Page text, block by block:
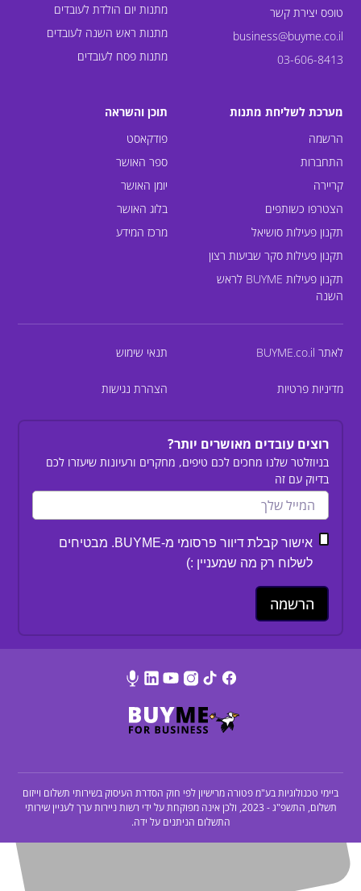
טופס יצירת קשר
business@buyme.co.il
03-606-8413
מתנות יום הולדת לעובדים
מתנות ראש השנה לעובדים
מתנות פסח לעובדים
מערכת לשליחת מתנות
הרשמה
התחברות
קריירה
הצטרפו כשותפים
תקנון פעילות סושיאל
תקנון פעילות סקר שביעות רצון
תקנון פעילות BUYME לראש
השנה
תוכן והשראה
פודקאסט
ספר האושר
יומן האושר
בלוג האושר
מרכז המידע
לאתר BUYME.co.il תנאי שימוש
מדיניות פרטיות הצהרת נגישות
רוצים עובדים מאושרים יותר?
בניוזלטר שלנו מחכים לכם טיפים, מחקרים ורעיונות שיעזרו לכם
בדיוק עם זה
אישור קבלת דיוור פרסומי מ-BUYME. מבטיחים
לשלוח רק מה שמעניין :)
ביימי טכנולוגיות בע"מ פטורה מרישיון לפי חוק הסדרת העיסוק בשירותי תשלום וייזום
תשלום, התשפ"ג - 2023, ולכן אינה מפוקחת על ידי רשות ניירות ערך לעניין שירותי
התשלום הניתנים על ידה.